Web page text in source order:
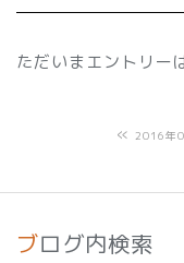
ただいまエントリー
« 2016年
ブログ内検索